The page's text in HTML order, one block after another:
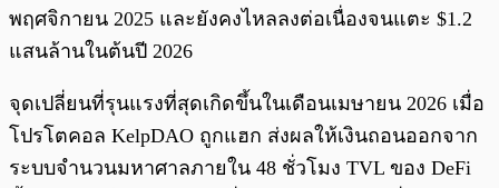
พฤศจิกายน 2025 และยังคงไหลลงต่อเนื่องจนแตะ $1.2
แสนล้านในต้นปี 2026
จุดเปลี่ยนที่รุนแรงที่สุดเกิดขึ้นในเดือนเมษายน 2026 เมื่อ
โปรโตคอล KelpDAO ถูกแฮก ส่งผลให้เงินถอนออกจาก
ระบบจำนวนมหาศาลภายใน 48 ชั่วโมง TVL ของ DeFi